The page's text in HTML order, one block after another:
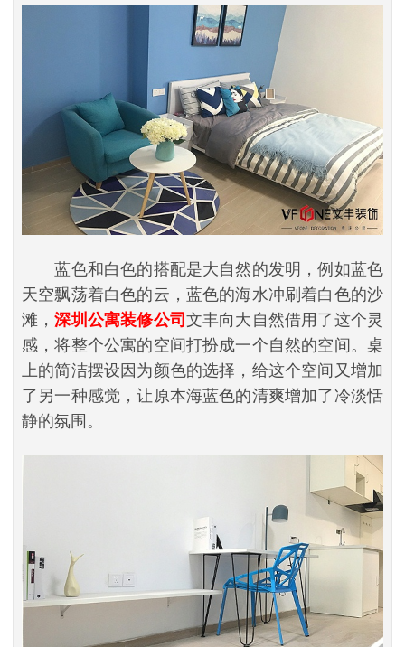
蓝色和白色的搭配是大自然的发明，例如蓝色
天空飘荡着白色的云，蓝色的海水冲刷着白色的沙
滩，深圳公寓装修公司 文丰向大自然借用了这个灵
感，将整个公寓的空间打扮成一个自然的空间。桌
上的简洁摆设因为颜色的选择，给这个空间又增加
了另一种感觉，让原本海蓝色的清爽增加了冷淡恬
静的氛围。